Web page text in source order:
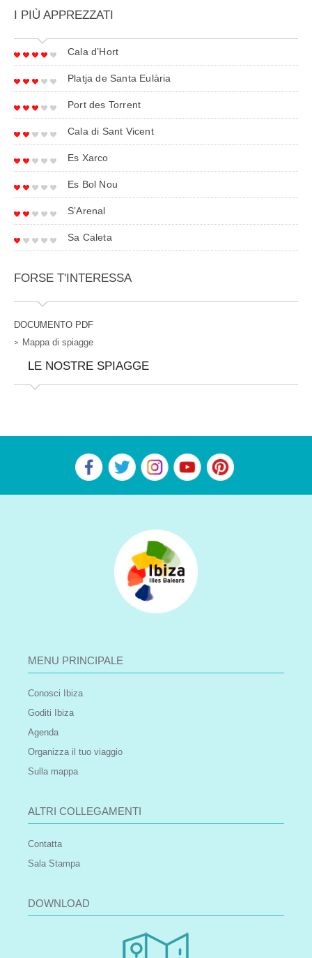
I PIÙ APPREZZATI
Cala d’Hort
Platja de Santa Eulària
Port des Torrent
Cala di Sant Vicent
Es Xarco
Es Bol Nou
S’Arenal
Sa Caleta
FORSE T'INTERESSA
DOCUMENTO PDF
Mappa di spiagge
LE NOSTRE SPIAGGE
MENU PRINCIPALE
Conosci Ibiza
Goditi Ibiza
Agenda
Organizza il tuo viaggio
Sulla mappa
ALTRI COLLEGAMENTI
Contatta
Sala Stampa
DOWNLOAD